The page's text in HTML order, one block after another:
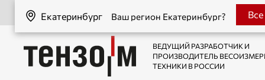
Екатеринбург Ваш регион Екатеринбург?
Екатеринбург
ВЕДУЩИЙ РАЗРАБОТЧИК И
ПРОИЗВОДИТЕЛЬ
ТЕХНИКИ В РОССИИ